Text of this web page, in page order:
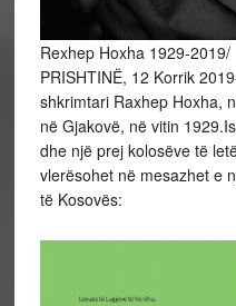
Rexhep Hoxha 1929-2019/
PRISHTINË, 12 Korrik
shkrimtari Raxhep Hoxha,
në Gjakovë, në vitin
dhe një prej kolosëve të
vlerësohet në mesazhet e
të Kosovës: